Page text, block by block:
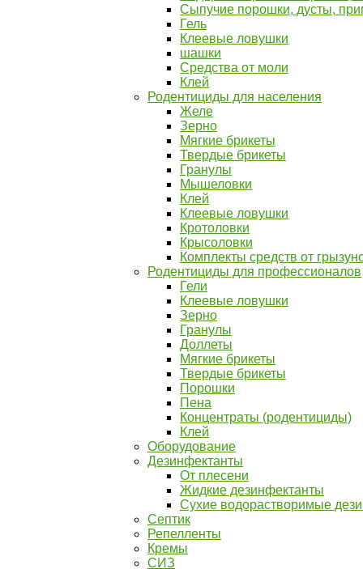
Сыпучие порошки, дусты,
Гель
Клеевые ловушки
шашки
Средства от моли
Клей
Родентициды для населения
Желе
Зерно
Мягкие брикеты
Твердые брикеты
Гранулы
Мышеловки
Клей
Клеевые ловушки
Кротоловки
Крысоловки
Комплекты средств от
Родентициды для профессионалов
Гели
Клеевые ловушки
Зерно
Гранулы
Доллеты
Мягкие брикеты
Твердые брикеты
Порошки
Пена
Концентраты (родентициды)
Клей
Оборудование
Дезинфектанты
От плесени
Жидкие дезинфектанты
Сухие водорастворимые
Септик
Репелленты
Кремы
СИЗ